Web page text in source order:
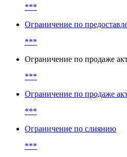
компаний
***
Ограничение по
***
Ограничение по продаже
***
Ограничение по продаже
***